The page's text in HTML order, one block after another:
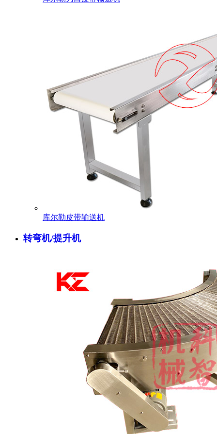
库尔勒皮带输送机
转弯机/提升机